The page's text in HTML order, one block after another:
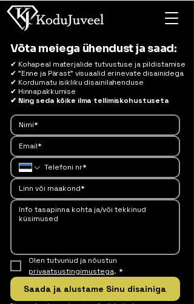
Võta meiega ühendust ja saad:
✔ Kohapeal materjalide tutvustuse ja pildistamise
✔ "Enne ja Pärast" visuaalid erinevate disainidega
✔ Kordumatu isikliku disainilahenduse
✔ Hinnapakkumise
✔ Ning seda kõike ilma tellimiskohustuseta
privaatsustingimustega. *
Saada ja alustame Sinu disainiga